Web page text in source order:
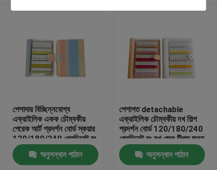
পেশাদার বিচ্ছিন্নযোগ্য
এক্রাইলিক একক চৌম্বকীয়
পেরেক আর্ট প্রদর্শন বোর্ড স্কয়ার
120/180/240 গ্রেডিয়েন্ট রং
পেরেক জন্য প্লাস্টিকের টুল
অনুসন্ধান পাঠান
পেশাগত detachable
এক্রাইলিক চৌম্বকীয় নখ শিল্প
প্রদর্শন বোর্ড 120/180/240
গ্রেডিয়েন্ট রং নখ জেল টিপস জন্য
কঠিন প্লাস্টিক টুল
অনুসন্ধান পাঠান